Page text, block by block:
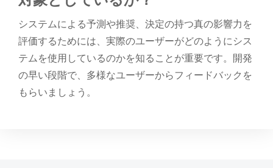
システムによる予測や推奨、決定の持つ真の影響力を
評価するためには、実際のユーザーがどのようにシス
テムを使用しているのかを知ることが重要です。開発
の早い段階で、多様なユーザーからフィードバックを
もらいましょう。